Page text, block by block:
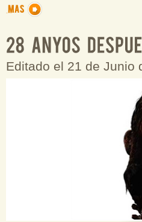
Editado el 21 de Junio